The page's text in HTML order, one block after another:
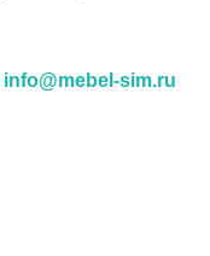
info@mebel-sim.ru